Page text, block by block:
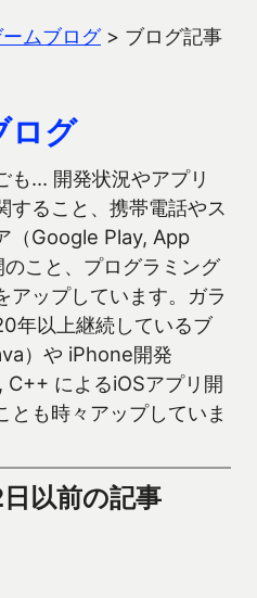
ムブログ> ブログ記事
ログ
も… 開発状況やアプリ
すること、携帯電話やス
（Google Play, App
こと、プログラミング
アップしています。ガラ
年以上継続しているブ
）や iPhone開発
C++ によるiOSアプリ開
とも時々アップしていま
以前の記事